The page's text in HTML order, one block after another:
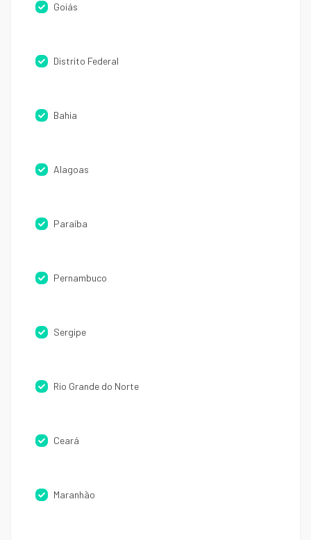
Goiás
Distrito Federal
Bahia
Alagoas
Paraíba
Pernambuco
Sergipe
Rio Grande do Norte
Ceará
Maranhão